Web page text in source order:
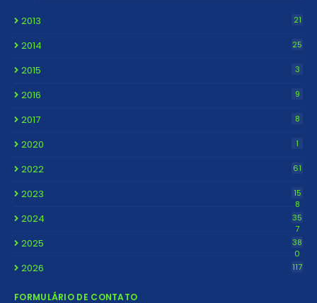
2013 21
2014 25
2015 3
2016 9
2017 8
2020 1
2022 61
2023
15
8
2024
35
7
2025
38
0
2026 117
FORMULÁRIO DE CONTATO